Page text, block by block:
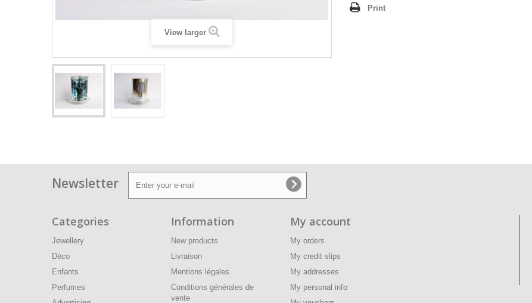
View larger
Print
Newsletter
Categories
Jewellery
Déco
Enfants
Perfumes
Information
New products
Livraison
Mentions légales
Conditions générales de
vente
My account
My orders
My credit slips
My addresses
My personal info